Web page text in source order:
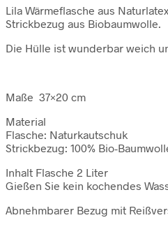
Lila Wärmeflasche aus
Strickbezug aus Biobaumwolle.
Die Hülle ist wunderbar weich
Maße 37×20 cm
Material
Flasche: Naturkautschuk
Strickbezug: 100% Bio-
Inhalt Flasche 2 Liter
Gießen Sie kein kochendes
Abnehmbarer Bezug mit